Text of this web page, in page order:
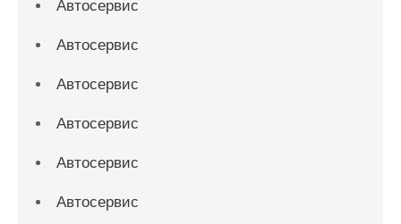
Автосервис
Автосервис
Автосервис
Автосервис
Автосервис
Автосервис